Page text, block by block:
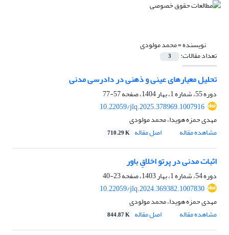
نویسنده =محمد مولودی
تعداد مقالات: 3
تحلیل معیارهای عینی و ذهنی در دادرسی مدنی
دوره 55، شماره 1، بهار 1404، صفحه
57-77
10.22059/jlq.2025.378969.1007916
مهدی حمزه هویدا، محمد مولودی
مشاهده مقاله
اصل مقاله 710.29 K
اثبات مدنی در پرتو اخلاقِ باور
دوره 54، شماره 1، بهار 1403، صفحه
23-40
10.22059/jlq.2024.369382.1007830
مهدی حمزه هویدا، محمد مولودی
مشاهده مقاله
اصل مقاله 844.87 K